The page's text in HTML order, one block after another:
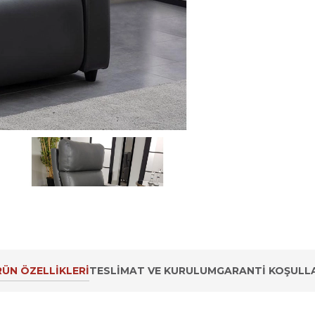
ÖZELLIKLERITESLIMAT VE KURULUMGARANTI